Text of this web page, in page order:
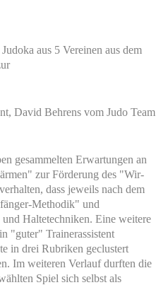
aus 5 Vereinen aus dem
David Behrens vom Judo Team
gesammelten Erwartungen an
zur Förderung des "Wir-
dass jeweils nach dem
Methodik" und
Haltetechniken. Eine weitere
"guter" Trainerassistent
in drei Rubriken geclustert
Im weiteren Verlauf durften die
Spiel sich selbst als